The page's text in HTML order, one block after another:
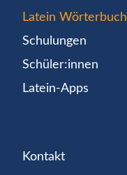
Latein Wörterbuch
Schulungen
Schüler:innen
Latein-Apps
Kontakt